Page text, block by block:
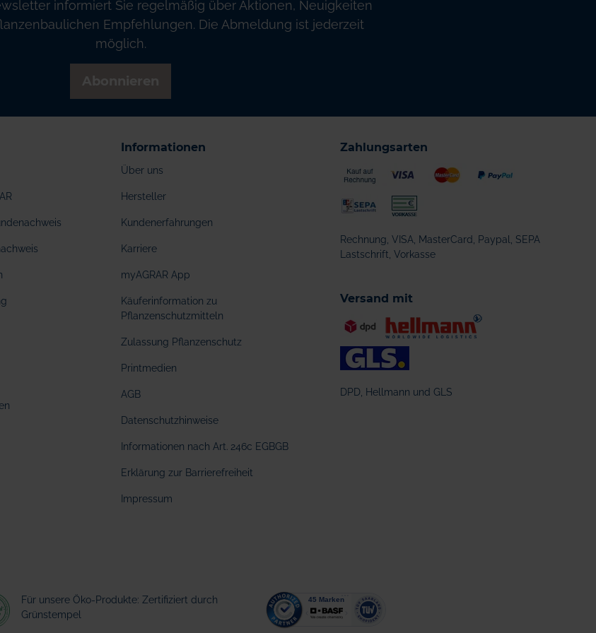
informiert Sie regelmäßig über Aktionen, Neuigkeiten
Empfehlungen. Die Abmeldung ist jederzeit
möglich.
Informationen
Über uns
Hersteller
Kundenerfahrungen
Karriere
myAGRAR App
Käuferinformation zu
Pflanzenschutzmitteln
Zulassung Pflanzenschutz
Printmedien
AGB
Datenschutzhinweise
Informationen nach Art. 246c EGBGB
Erklärung zur Barrierefreiheit
Impressum
Zahlungsarten
Rechnung, VISA, MasterCard, Paypal, SEPA
Lastschrift, Vorkasse
Versand mit
DPD, Hellmann und GLS
Für unsere Öko-Produkte: Zertifiziert durch
Grünstempel